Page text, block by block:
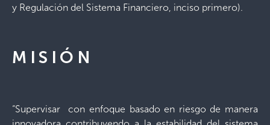
y Regulación del Sistema Financiero, inciso primero).
MISIÓN
“Supervisar con enfoque basado en riesgo de manera